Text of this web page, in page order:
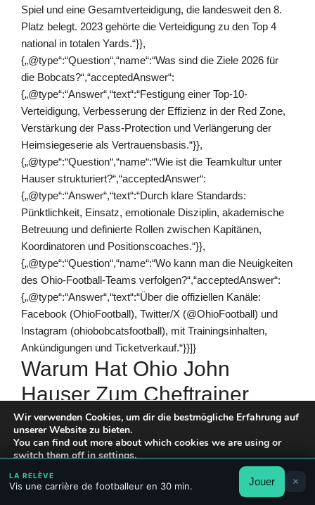
Spiel und eine Gesamtverteidigung, die landesweit den 8.
Platz belegt. 2023 gehörte die Verteidigung zu den Top 4
national in totalen Yards.“}},
{„@type“:“Question“,“name“:“Was sind die Ziele 2026 für
die Bobcats?“,“acceptedAnswer“:
{„@type“:“Answer“,“text“:“Festigung einer Top-10-
Verteidigung, Verbesserung der Effizienz in der Red Zone,
Verstärkung der Pass-Protection und Verlängerung der
Heimsiegeserie als Vertrauensbasis.“}},
{„@type“:“Question“,“name“:“Wie ist die Teamkultur unter
Hauser strukturiert?“,“acceptedAnswer“:
{„@type“:“Answer“,“text“:“Durch klare Standards:
Pünktlichkeit, Einsatz, emotionale Disziplin, akademische
Betreuung und definierte Rollen zwischen Kapitänen,
Koordinatoren und Positionscoaches.“}},
{„@type“:“Question“,“name“:“Wo kann man die Neuigkeiten
des Ohio-Football-Teams verfolgen?“,“acceptedAnswer“:
{„@type“:“Answer“,“text“:“Über die offiziellen Kanäle:
Facebook (OhioFootball), Twitter/X (@OhioFootball) und
Instagram (ohiobobcatsfootball), mit Trainingsinhalten,
Ankündigungen und Ticketverkauf.“}}]}
Warum Hat Ohio John
Hauser Zum Cheftrainer
Befördert?
Die Beförderung basiert auf einer erfolgreichen Kontinuität:
eine souveräne Interimszeit, ein 17-10 Sieg im Frisco Bowl
2025 und eine bestätigte defensive Handschrift in der MAC
Wir verwenden Cookies, um dir die bestmögliche Erfahrung auf
unserer Website zu bieten.
You can find out more about which cookies we are using or
switch them off insettings.
Akzeptieren Ablehnen Einstellungen
LA RELÈVE
Vis une carrière de footballeur en 30 min. Jouer ×